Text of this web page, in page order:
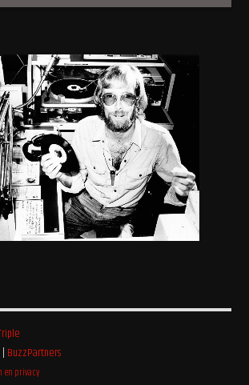
| BuzzPartners
en privacy